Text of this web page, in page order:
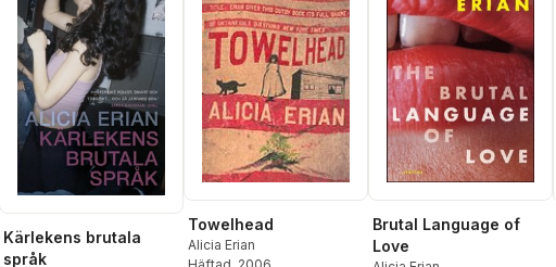
Kärlekens brutala
språk
Towelhead
Alicia Erian
Brutal Language of
Love